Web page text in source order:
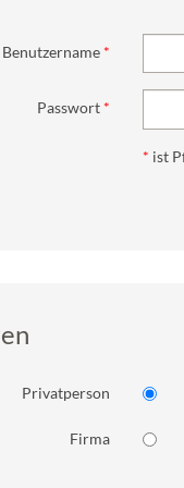
Benutzername
Passwort
* ist
Privatperson
Firma